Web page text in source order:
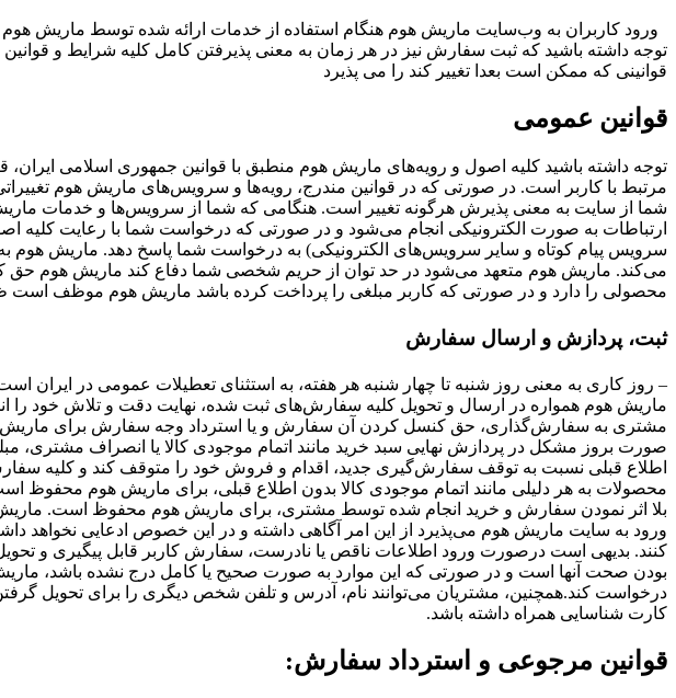
ورود کاربران به وب‏‌سایت ماریش هوم هنگام استفاده از خدمات ارائه شده توسط ماریش
توجه داشته باشید که ثبت سفارش نیز در هر زمان به معنی پذیرفتن کامل کلیه شرایط و
قوانینی که ممکن است بعدا تغییر کند را می پذیرد
قوانین عمومی
توجه داشته باشید کلیه اصول و رویه‏‌های ماریش هوم منطبق با قوانین جمهوری اسلامی
مرتبط با کاربر است. در صورتی که در قوانین مندرج، رویه‏‌ها و سرویس‏‌های ماریش هوم
شما از سایت به معنی پذیرش هرگونه تغییر است. هنگامی که شما از سرویس‌‏ها و خدمات ماریش
ارتباطات به صورت الکترونیکی انجام می‏‌شود و در صورتی که درخواست شما با رعایت کلیه
سرویس پیام کوتاه و سایر سرویس‌های الکترونیکی) به درخواست شما پاسخ دهد. ماریش هوم
می‏‌کند. ماریش هوم متعهد می‏‌شود در حد توان از حریم شخصی شما دفاع کند ماریش هوم حق
محصولی را دارد و در صورتی که کاربر مبلغی را پرداخت کرده باشد ماریش هوم موظف است ظرف مدت زمان 48 ساعت کاری مبلغ سفارش کنسل شده را
ثبت، پردازش و ارسال سفارش
– روز کاری به معنی روز شنبه تا چهار شنبه هر هفته، به استثنای تعطیلات عمومی در
ماریش هوم همواره در ارسال و تحویل کلیه سفارش‌‏های ثبت شده، نهایت دقت و تلاش خود را
مشتری به سفارش‌‏گذاری، حق کنسل کردن آن سفارش و یا استرداد وجه سفارش برای ماریش
صورت بروز مشکل در پردازش نهایی سبد خرید مانند اتمام موجودی کالا یا انصراف مشتری، مبلغ پرداخت شده طی ۲۴ الی ۴۸ ساعت کاری
اطلاع قبلی نسبت به توقف سفارش‌‏گیری جدید، اقدام و فروش خود را متوقف کند و کلیه
محصولات به هر دلیلی مانند اتمام موجودی کالا بدون اطلاع قبلی، برای ماریش هوم محفوظ
بلا اثر نمودن سفارش و خرید انجام شده توسط مشتری، برای ماریش هوم محفوظ است.
ورود به سایت ماریش هوم می‌پذیرد از این امر آگاهی داشته و در این خصوص ادعایی نخواهد
کنند. بدیهی است درصورت ورود اطلاعات ناقص یا نادرست، سفارش کاربر قابل پیگیری و
بودن صحت آنها است و در صورتی که این موارد به صورت صحیح یا کامل درج نشده باشد،
درخواست کند.همچنین، مشتریان می‌توانند نام، آدرس و تلفن شخص دیگری را برای تحویل
کارت شناسایی همراه داشته باشد.
قوانین مرجوعی و استرداد سفارش: